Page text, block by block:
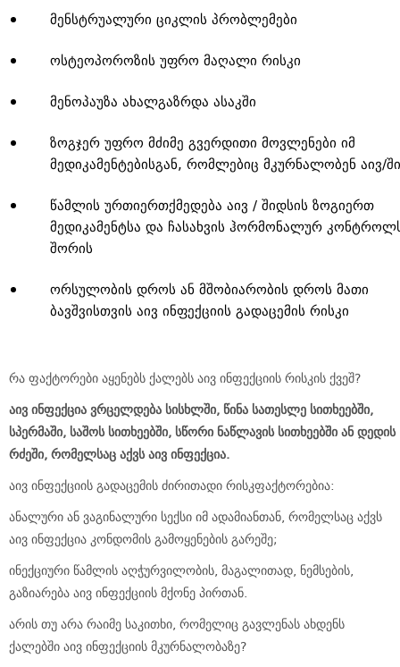
მენსტრუალური ციკლის პრობლემები
ოსტეოპოროზის უფრო მაღალი რისკი
მენოპაუზა ახალგაზრდა ასაკში
ზოგჯერ უფრო მძიმე გვერდითი მოვლენები იმ
მედიკამენტებისგან, რომლებიც მკურნალობენ აივ/
წამლის ურთიერთქმედება აივ / შიდსის ზოგიერთ
მედიკამენტსა და ჩასახვის ჰორმონალურ
შორის
ორსულობის დროს ან მშობიარობის დროს მათი
ბავშვისთვის აივ ინფექციის გადაცემის რისკი
რა ფაქტორები აყენებს ქალებს აივ ინფექციის რისკის ქვეშ?
აივ ინფექცია ვრცელდება სისხლში, წინა სათესლე სითხეებში,
სპერმაში, საშოს სითხეებში, სწორი ნაწლავის სითხეებში ან დედის
რძეში, რომელსაც აქვს აივ ინფექცია.
აივ ინფექციის გადაცემის ძირითადი რისკფაქტორებია:
ანალური ან ვაგინალური სექსი იმ ადამიანთან, რომელსაც აქვს
აივ ინფექცია კონდომის გამოყენების გარეშე;
ინექციური წამლის აღჭურვილობის, მაგალითად, ნემსების,
გაზიარება აივ ინფექციის მქონე პირთან.
არის თუ არა რაიმე საკითხი, რომელიც გავლენას ახდენს
ქალებში აივ ინფექციის მკურნალობაზე?